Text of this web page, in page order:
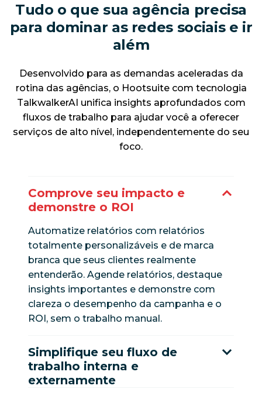
Tudo o que sua agência precisa
para dominar as redes sociais e ir
além
Desenvolvido para as demandas aceleradas da
rotina das agências, o Hootsuite com tecnologia
TalkwalkerAI unifica insights aprofundados com
fluxos de trabalho para ajudar você a oferecer
serviços de alto nível, independentemente do seu
foco.
Comprove seu impacto e
demonstre o ROI
Automatize relatórios com relatórios
totalmente personalizáveis e de marca
branca que seus clientes realmente
entenderão. Agende relatórios, destaque
insights importantes e demonstre com
clareza o desempenho da campanha e o
ROI, sem o trabalho manual.
Simplifique seu fluxo de
trabalho interna e
externamente